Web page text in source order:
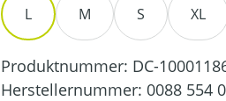
L M S XL
Produktnummer: DC-
Herstellernummer: 0088 554